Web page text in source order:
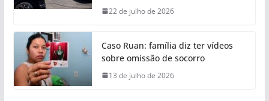
22 de julho de 2026
Caso Ruan: família diz ter vídeos
sobre omissão de socorro
13 de julho de 2026